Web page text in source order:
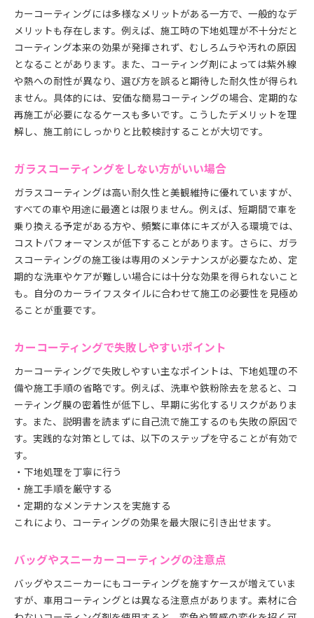
カーコーティングには多様なメリットがある一方で、一般的なデ
メリットも存在します。例えば、施工時の下地処理が不十分だと
コーティング本来の効果が発揮されず、むしろムラや汚れの原因
となることがあります。また、コーティング剤によっては紫外線
や熱への耐性が異なり、選び方を誤ると期待した耐久性が得られ
ません。具体的には、安価な簡易コーティングの場合、定期的な
再施工が必要になるケースも多いです。こうしたデメリットを理
解し、施工前にしっかりと比較検討することが大切です。
ガラスコーティングをしない方がいい場合
ガラスコーティングは高い耐久性と美観維持に優れていますが、
すべての車や用途に最適とは限りません。例えば、短期間で車を
乗り換える予定がある方や、頻繁に車体にキズが入る環境では、
コストパフォーマンスが低下することがあります。さらに、ガラ
スコーティングの施工後は専用のメンテナンスが必要なため、定
期的な洗車やケアが難しい場合には十分な効果を得られないこと
も。自分のカーライフスタイルに合わせて施工の必要性を見極め
ることが重要です。
カーコーティングで失敗しやすいポイント
カーコーティングで失敗しやすい主なポイントは、下地処理の不
備や施工手順の省略です。例えば、洗車や鉄粉除去を怠ると、コ
ーティング膜の密着性が低下し、早期に劣化するリスクがありま
す。また、説明書を読まずに自己流で施工するのも失敗の原因で
す。実践的な対策としては、以下のステップを守ることが有効で
す。
・下地処理を丁寧に行う
・施工手順を厳守する
・定期的なメンテナンスを実施する
これにより、コーティングの効果を最大限に引き出せます。
バッグやスニーカーコーティングの注意点
バッグやスニーカーにもコーティングを施すケースが増えていま
すが、車用コーティングとは異なる注意点があります。素材に合